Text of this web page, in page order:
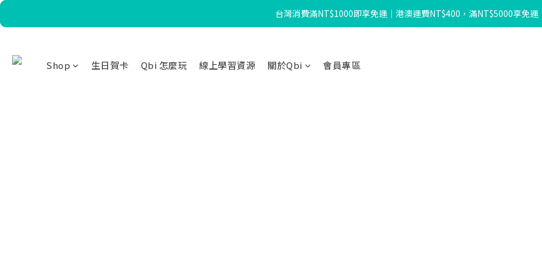
暑假限定☀️滿額送迴力小貨車、最高再折$650！
台灣消費滿NT$1000即享免運｜港澳運費NT$400，滿NT$5000享免運
Shop 生日賀卡 Qbi 怎麼玩 線上學習資源 關於Qbi 會員專區